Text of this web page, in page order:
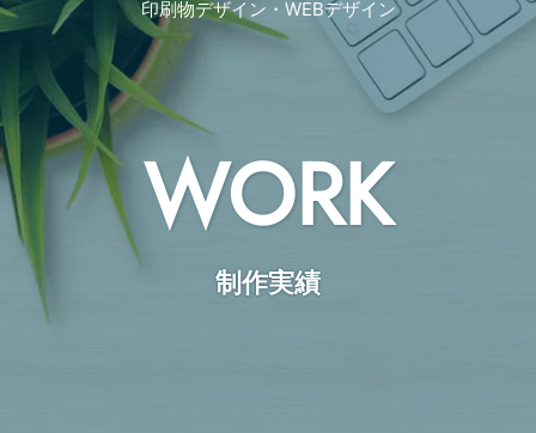
印刷物デザイン・WEBデザイン
WORK
制作実績